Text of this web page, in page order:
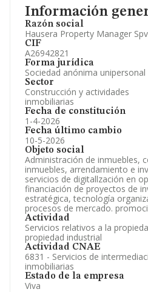
Información
Razón social
Hausera Property Manager
CIF
A26942821
Forma jurídica
Sociedad anónima unipersonal
Sector
Construcción y actividades
inmobiliarias
Fecha de constitución
1-4-2026
Fecha último cambio
10-5-2026
Objeto social
Administración de inmuebles,
inmuebles, arrendamiento e
servicios de digitallzación en
financiación de proyectos de
estratégica, tecnología
procesos de mercado.
Actividad
Servicios relativos a la
propiedad industrial
Actividad CNAE
6831 - Servicios de
inmobiliarias
Estado de la empresa
Viva
Información oficial y